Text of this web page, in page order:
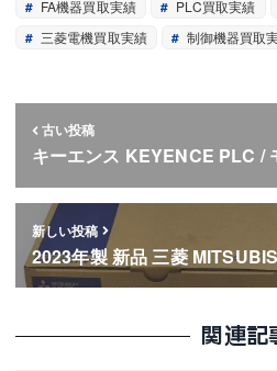
FA機器買取実績 PLC買取実績
三菱電機買取実績
制御機器買取
古い投稿
キーエンス KEYENCE PLC /
新しい投稿
2023年製 新品 三菱
関連記